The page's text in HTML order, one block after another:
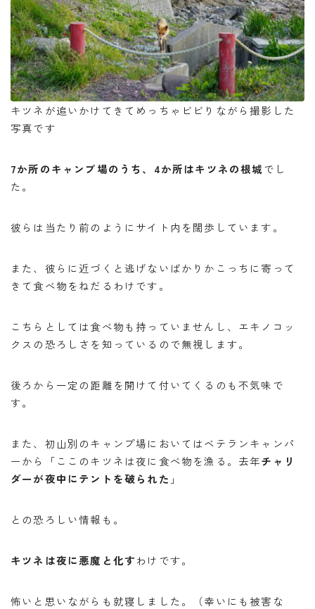
キツネが追いかけてきてめっちゃビビりながら撮影した
写真です
7か所のキャンプ場のうち、4か所はキツネの根城でし
た。
彼らは当たり前のようにサイト内を闊歩しています。
また、彼らに近づくと逃げないばかりかこっちに寄って
きて食べ物をねだるわけです。
こちらとしては食べ物も持っていませんし、エキノコッ
クスの恐ろしさを知っているので無視します。
後ろから一定の距離を開けて付いてくるのも不気味で
す。
また、初山別のキャンプ場においてはベテランキャンパ
ーから「ここのキツネは夜に食べ物を漁る。去年チャリ
ダーが夜中にテントを破られた 」
との恐ろしい情報も。
キツネは夜に悪魔と化すわけです。
怖いと思いながらも就寝しました。（幸いにも被害な